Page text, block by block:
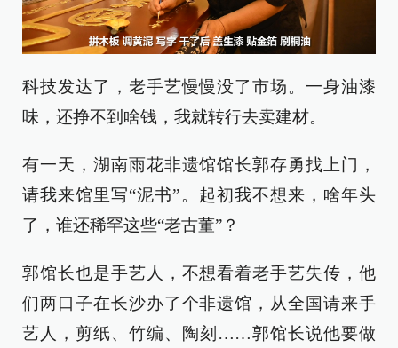
科技发达了，老手艺慢慢没了市场。一身油漆
味，还挣不到啥钱，我就转行去卖建材。
有一天，湖南雨花非遗馆馆长郭存勇找上门，
请我来馆里写“泥书”。起初我不想来，啥年头
了，谁还稀罕这些“老古董”？
郭馆长也是手艺人，不想看着老手艺失传，他
们两口子在长沙办了个非遗馆，从全国请来手
艺人，剪纸、竹编、陶刻……郭馆长说他要做